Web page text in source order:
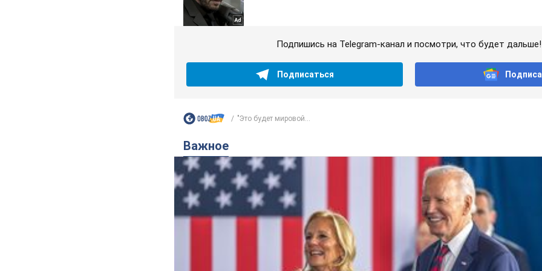
Подпишись на Telegram-канал и посмотри, что будет дальше!
Подписаться
"Это будет мировой...
Важное